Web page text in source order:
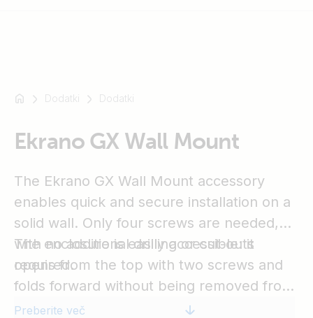
SmartSolar
Multiplus-
Orion
XS
SmartShunt
Dodatki Dodatki
Ekrano GX Wall Mount
The Ekrano GX Wall Mount accessory
enables quick and secure installation on a
solid wall. Only four screws are needed,
with no additional drilling or cut-outs
required.
The enclosure is easily accessible: it
opens from the top with two screws and
folds forward without being removed from
the wall, allowing straightforward
Preberite več